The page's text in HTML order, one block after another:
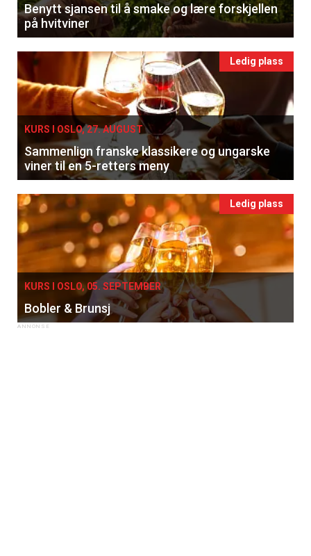
Benytt sjansen til å smake og lære forskjellen
på hvitviner
Ledig plass
KURS I OSLO, 27. AUGUST
Sammenlign franske klassikere og ungarske
viner til en 5-retters meny
Ledig plass
KURS I OSLO, 05. SEPTEMBER
Bobler & Brunsj